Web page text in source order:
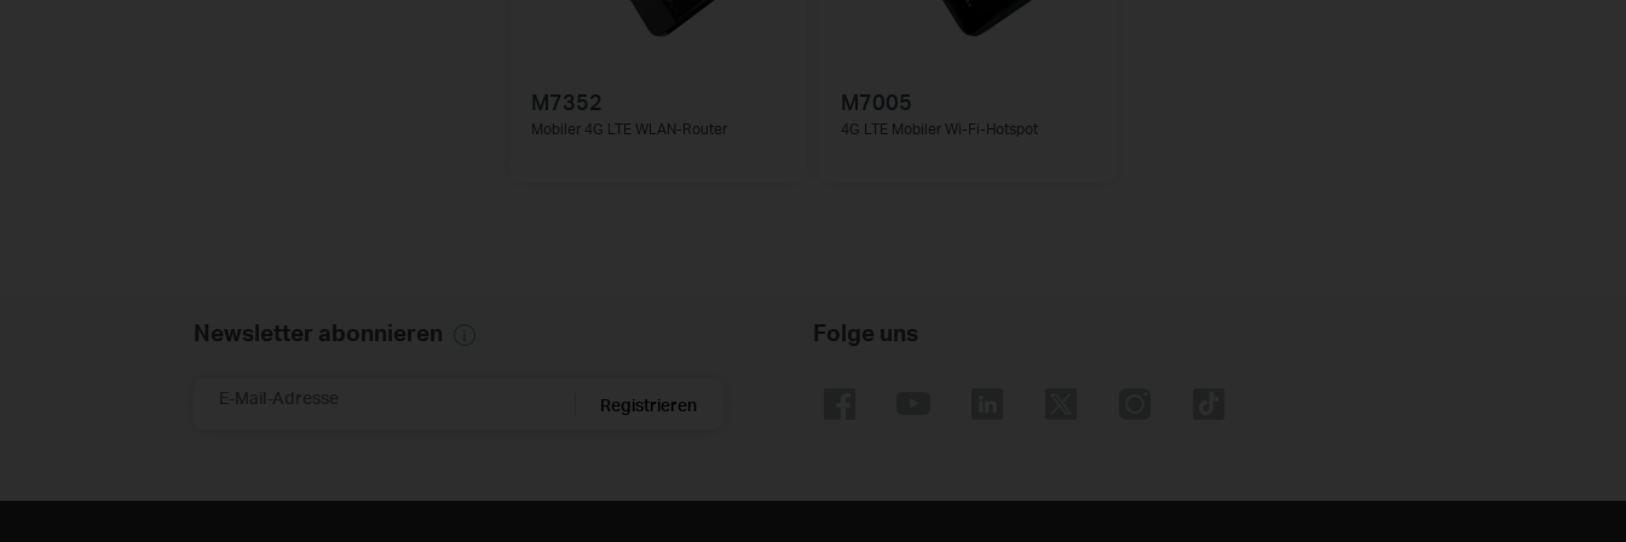
M7352
Mobiler 4G LTE WLAN-Router
M7005
4G LTE Mobiler Wi-Fi-Hotspot
Newsletter abonnieren
E-Mail-Adresse Registrieren
Folge uns